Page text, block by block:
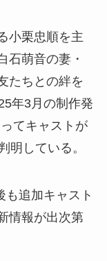
小栗忠順を主
石萌音の妻・
たちとの絆を
年3月の制作発
てキャストが
明している。
も追加キャスト
情報が出次第